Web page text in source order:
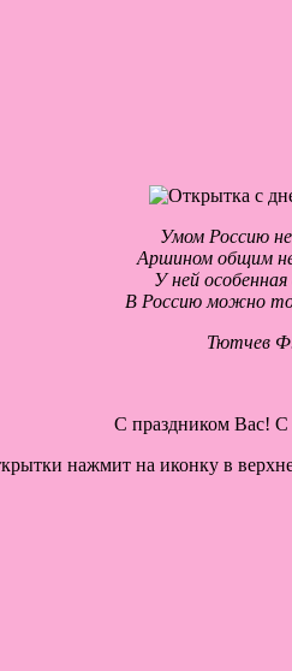
Умом Россию
Аршином общим
У ней
В Россию можно
Тютчев
С праздником Вас!
нажмит на иконку в